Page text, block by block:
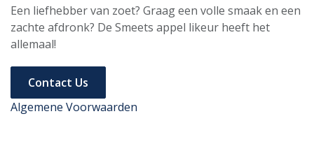
Een liefhebber van zoet? Graag een volle smaak en een
zachte afdronk? De Smeets appel likeur heeft het
allemaal!
Contact Us
Algemene Voorwaarden